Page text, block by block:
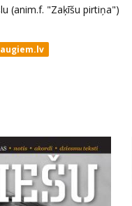
(anim.f. "Zaķīšu pirtiņa")